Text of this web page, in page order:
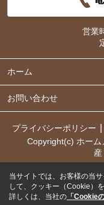
営業
ホーム
お問い合わせ
プライバシーポリシー
Copyright(c) ホー
当サイトでは、お客様の当
して、クッキー（Cookie）
詳しくは、当社の 「Cookie